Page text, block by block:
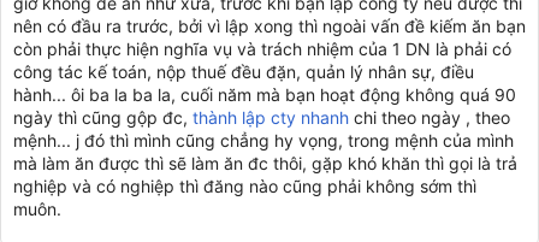
nên có đầu ra trước, bởi vì lập xong thì ngoài vấn đề kiếm ăn bạn
còn phải thực hiện nghĩa vụ và trách nhiệm của 1 DN là phải có
công tác kế toán, nộp thuế đều đặn, quản lý nhân sự, điều
hành... ôi ba la ba la, cuối năm mà bạn hoạt động không quá 90
ngày thì cũng gộp đc, thành lập cty nhanh chi theo ngày , theo
mệnh... j đó thì mình cũng chẳng hy vọng, trong mệnh của mình
mà làm ăn được thì sẽ làm ăn đc thôi, gặp khó khăn thì gọi là trả
nghiệp và có nghiệp thì đăng nào cũng phải không sớm thì
muôn.